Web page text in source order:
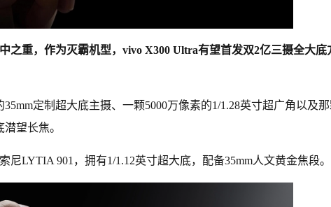
之重，作为灭霸机型，vivo X300 Ultra有望首发双2亿三摄全大底
定制超大底主摄、一颗5000万像素的1/1.28英寸超广角以及
望长焦。
尼LYTIA 901，拥有1/1.12英寸超大底，配备35mm人文黄金焦段。